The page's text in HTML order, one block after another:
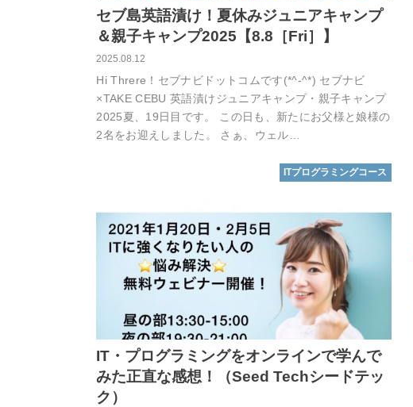
セブ島英語漬け！夏休みジュニアキャンプ
＆親子キャンプ2025【8.8［Fri］】
2025.08.12
Hi Threre！セブナビドットコムです(*^-^*) セブナビ
×TAKE CEBU 英語漬けジュニアキャンプ・親子キャンプ
2025夏、19日目です。 この日も、新たにお父様と娘様の
2名をお迎えしました。 さぁ、ウェル…
ITプログラミングコース
IT・プログラミングをオンラインで学んで
みた正直な感想！（Seed Techシードテッ
ク）